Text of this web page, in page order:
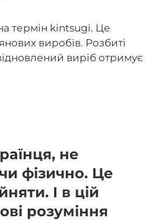
термін kintsugi. Це
виробів. Розбиті
виріб отримує
не
фізично. Це
І в цій
розуміння